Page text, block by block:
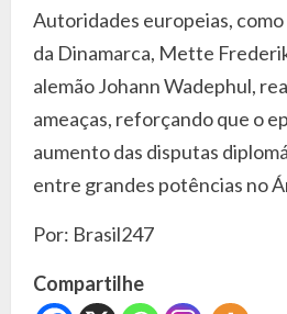
Autoridades europeias,
da Dinamarca, Mette
alemão Johann Wadephul,
ameaças, reforçando que o
aumento das disputas
entre grandes potências no
Por: Brasil247
Compartilhe